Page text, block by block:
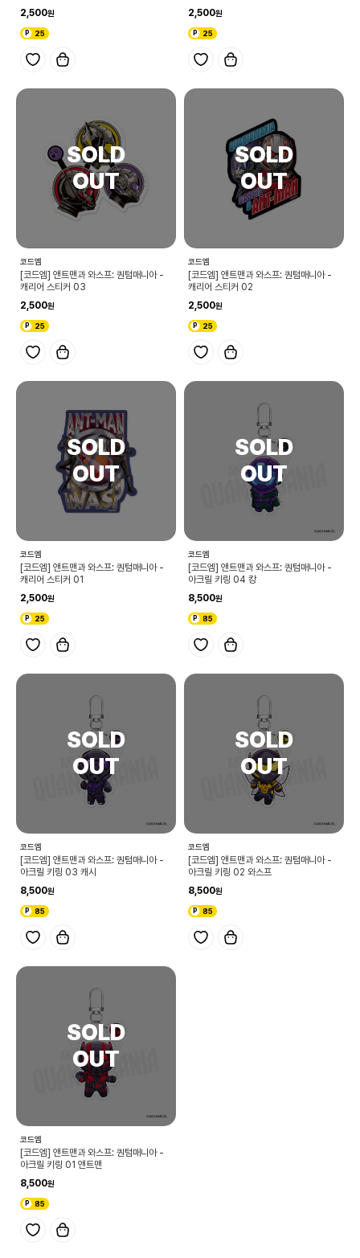
2,500
25
2,500
25
코드엠
[코드엠] 앤트맨과 와스프: 퀀텀매니아 -
캐리어 스티커 03
2,500
25
코드엠
[코드엠] 앤트맨과 와스프: 퀀텀매니아 -
캐리어 스티커 02
2,500
25
코드엠
[코드엠] 앤트맨과 와스프: 퀀텀매니아 -
캐리어 스티커 01
2,500
25
코드엠
[코드엠] 앤트맨과 와스프: 퀀텀매니아 -
아크릴 키링 04 캉
8,500
85
코드엠
[코드엠] 앤트맨과 와스프: 퀀텀매니아 -
아크릴 키링 03 캐시
8,500
85
코드엠
[코드엠] 앤트맨과 와스프: 퀀텀매니아 -
아크릴 키링 02 와스프
8,500
85
코드엠
[코드엠] 앤트맨과 와스프: 퀀텀매니아 -
아크릴 키링 01 앤트맨
8,500
85